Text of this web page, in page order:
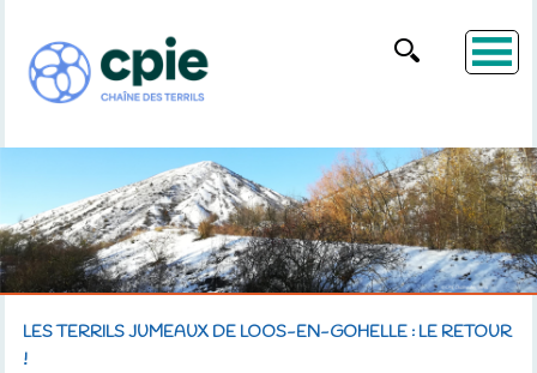
LES TERRILS JUMEAUX DE LOOS-EN-GOHELLE : LE RETOUR
!